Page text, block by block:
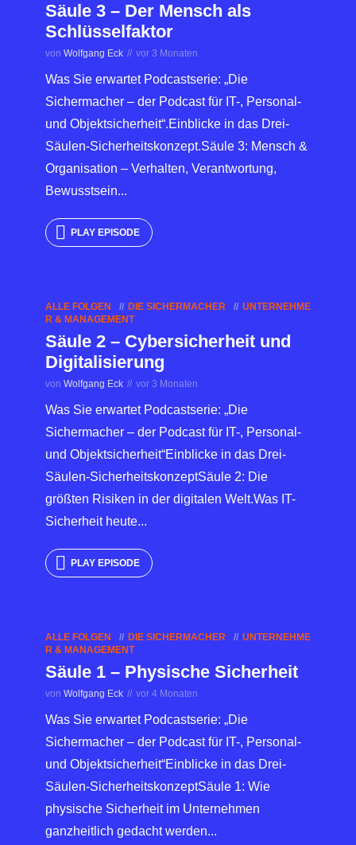
Säule 3 – Der Mensch als
Schlüsselfaktor
von Wolfgang Eck vor 3 Monaten
Was Sie erwartet Podcastserie: „Die
Sichermacher – der Podcast für IT-, Personal-
und Objektsicherheit“.Einblicke in das Drei-
Säulen-Sicherheitskonzept.Säule 3: Mensch &
Organisation – Verhalten, Verantwortung,
Bewusstsein...
PLAY EPISODE
ALLE FOLGEN DIE SICHERMACHER
UNTERNEHME
R & MANAGEMENT
Säule 2 – Cybersicherheit und
Digitalisierung
von Wolfgang Eck vor 3 Monaten
Was Sie erwartet Podcastserie: „Die
Sichermacher – der Podcast für IT-, Personal-
und Objektsicherheit“Einblicke in das Drei-
Säulen-SicherheitskonzeptSäule 2: Die
größten Risiken in der digitalen Welt.Was IT-
Sicherheit heute...
PLAY EPISODE
ALLE FOLGEN DIE SICHERMACHER
UNTERNEHME
R & MANAGEMENT
Säule 1 – Physische Sicherheit
von Wolfgang Eck vor 4 Monaten
Was Sie erwartet Podcastserie: „Die
Sichermacher – der Podcast für IT-, Personal-
und Objektsicherheit“Einblicke in das Drei-
Säulen-SicherheitskonzeptSäule 1: Wie
physische Sicherheit im Unternehmen
ganzheitlich gedacht werden...